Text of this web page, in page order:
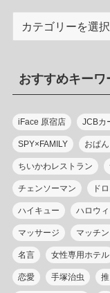
リ
ー
おすすめキーワ
iFace 原宿店 JCBカ
SPY×FAMILY おぱ
ちいかわレストラン
チェンソーマン ド
ハイキュー ハロウ
マッサージ マッチ
名言 女性専用ホテル
恋愛 手塚治虫